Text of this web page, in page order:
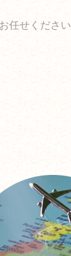
任せください